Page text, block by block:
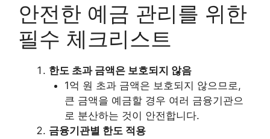
안전한 예금 관리를 위한
필수 체크리스트
한도 초과 금액은 보호되지 않음
1억 원 초과 금액은 보호되지 않으므로,
큰 금액을 예금할 경우 여러 금융기관으
로 분산하는 것이 안전합니다.
금융기관별 한도 적용